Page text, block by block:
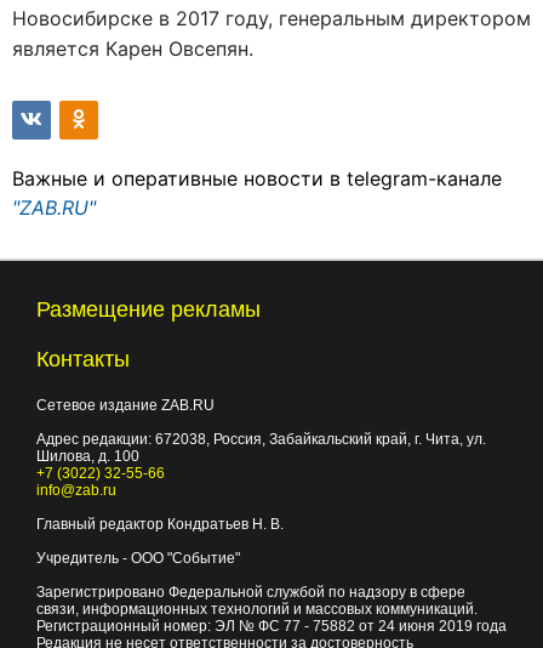
Новосибирске в 2017 году, генеральным директором
является Карен Овсепян.
Важные и оперативные новости в telegram-канале
"ZAB.RU"
Размещение рекламы
Контакты
Сетевое издание ZAB.RU
Адрес редакции: 672038 , Россия, Забайкальский край, г. Чита ул.
Шилова, д. 100
+7 (3022) 32-55-66
info@zab.ru
Главный редактор Кондратьев Н. В.
Учредитель - ООО "Событие"
Зарегистрировано Федеральной службой по надзору в сфере
связи, информационных технологий и массовых коммуникаций.
Регистрационный номер: ЭЛ № ФС 77 - 75882 от 24 июня 2019 года
Редакция не несет ответственности за достоверность